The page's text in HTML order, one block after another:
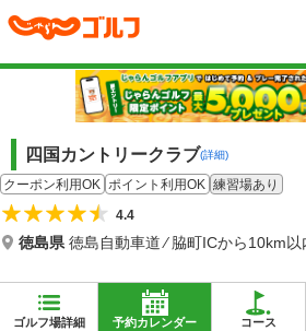
四国カントリークラブ(詳細)
クーポン利用OK ポイント利用OK 練習場あり
4.4
徳島県徳島自動車道 ⁄ 脇町ICから10km以
ゴルフ場詳細 予約カレンダー コース